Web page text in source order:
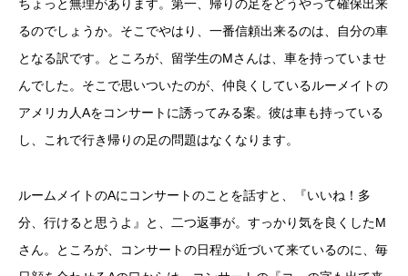
ちょっと無理があります。第一、帰りの足をどうやって確保出来
るのでしょうか。そこでやはり、一番信頼出来るのは、自分の車
となる訳です。ところが、留学生のMさんは、車を持っていませ
んでした。そこで思いついたのが、仲良くしているルーメイトの
アメリカ人Aをコンサートに誘ってみる案。彼は車も持っている
し、これで行き帰りの足の問題はなくなります。
ルームメイトのAにコンサートのことを話すと、『いいね！多
分、行けると思うよ』と、二つ返事が。すっかり気を良くしたM
さん。ところが、コンサートの日程が近づいて来ているのに、毎